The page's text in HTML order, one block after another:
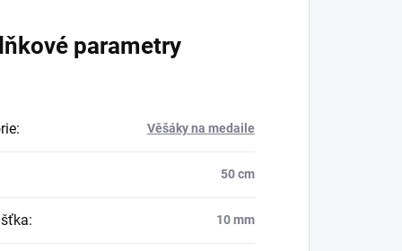
parametry
: Věšáky na medaile
50 cm
: 10 mm